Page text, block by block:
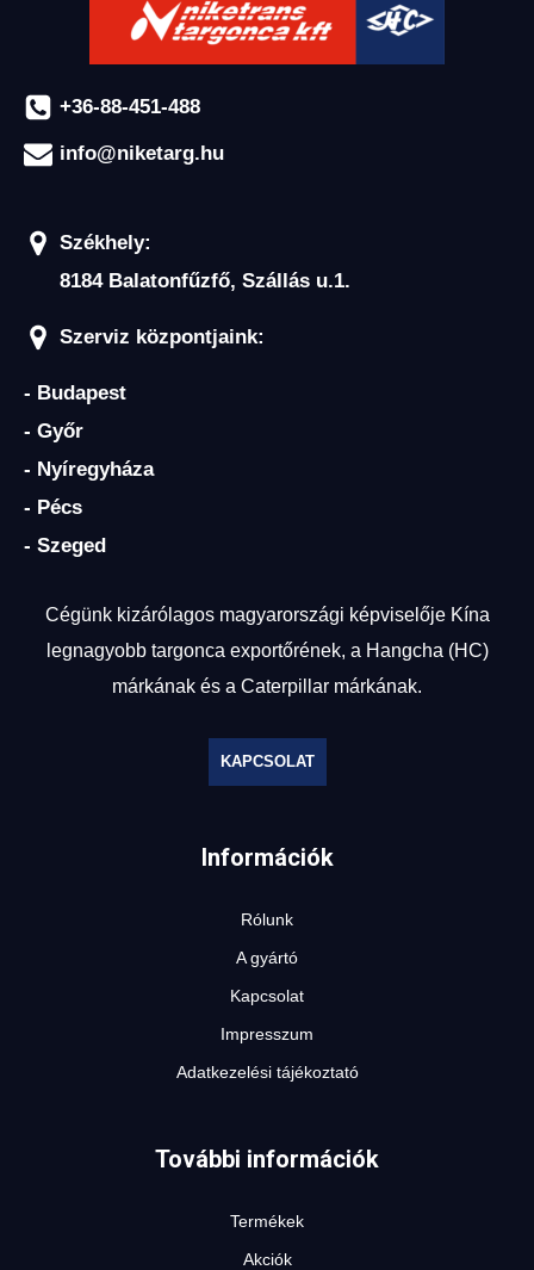
+36-88-451-488
info@niketarg.hu
Székhely:
8184 Balatonfűzfő, Szállás u.1.
Szerviz központjaink:
- Budapest
- Győr
- Nyíregyháza
- Pécs
- Szeged
Cégünk kizárólagos magyarországi képviselője Kína
legnagyobb targonca exportőrének, a Hangcha (HC)
márkának és a Caterpillar márkának.
KAPCSOLAT
Információk
Rólunk
A gyártó
Kapcsolat
Impresszum
Adatkezelési tájékoztató
További információk
Termékek
Akciók